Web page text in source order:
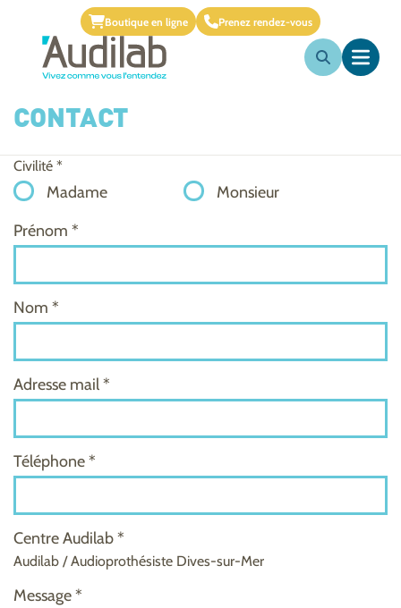
Boutique en ligne Prenez rendez-vous
CONTACT
Civilité *
Madame
Monsieur
Prénom *
Nom *
Adresse mail *
Téléphone *
Centre Audilab *
Audilab / Audioprothésiste Dives-sur-Mer
Message *